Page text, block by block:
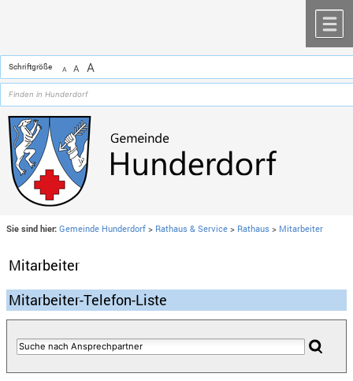
Schriftgröße A A A
Sie sind hier: Gemeinde Hunderdorf > Rathaus & Service > Rathaus > Mitarbeiter
Mitarbeiter
Mitarbeiter-Telefon-Liste